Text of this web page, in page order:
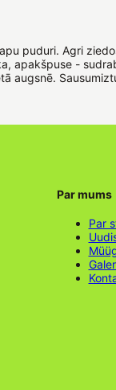
puduri. Agri
apakšpuse -
augsnē.
Par mums
Par